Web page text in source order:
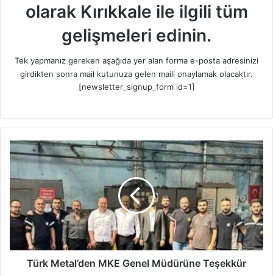
olarak Kırıkkale ile ilgili tüm
gelişmeleri edinin.
Tek yapmanız gereken aşağıda yer alan forma e-posta adresinizi
girdikten sonra mail kutunuza gelen maili onaylamak olacaktır.
[newsletter_signup_form id=1]
T
ü
M
e
t
l
Türk Metal’den MKE Genel Müdürüne Teşekkür